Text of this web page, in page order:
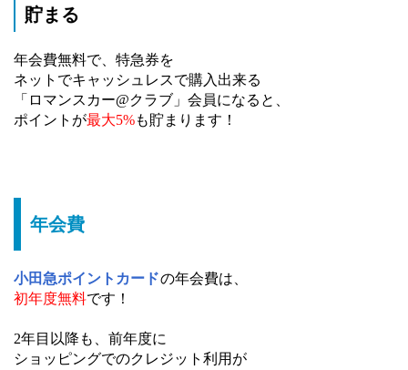
貯まる
年会費無料で、特急券を
ネットでキャッシュレスで購入出来る
「ロマンスカー@クラブ」会員になると、
ポイントが最大5%も貯まります！
年会費
小田急ポイントカードの年会費は、
初年度無料です！
2年目以降も、前年度に
ショッピングでのクレジット利用が